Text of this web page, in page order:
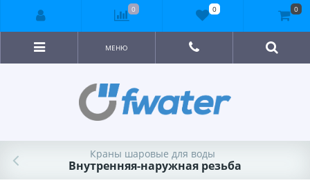
МЕНЮ
Краны шаровые для воды
Внутренняя-наружная резьба
0 0 0